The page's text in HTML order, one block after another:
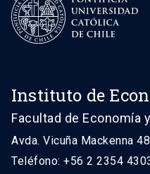
Instituto de
Facultad de Economía
Avda. Vicuña Mackenna
Teléfono: +56 2 2354